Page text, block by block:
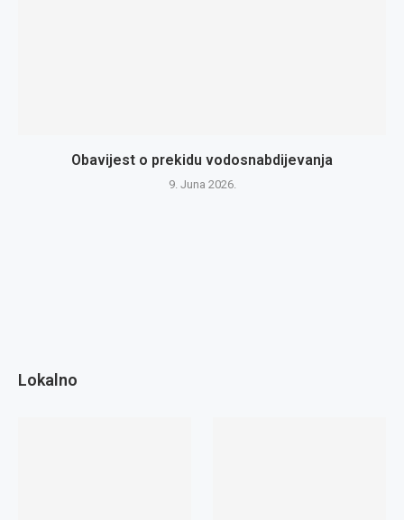
Obavijest o prekidu vodosnabdijevanja
9. Juna 2026.
Lokalno